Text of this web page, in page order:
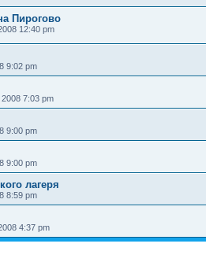
Пирогово
12:40 pm
9:02 pm
7:03 pm
9:00 pm
9:00 pm
лагеря
8:59 pm
4:37 pm